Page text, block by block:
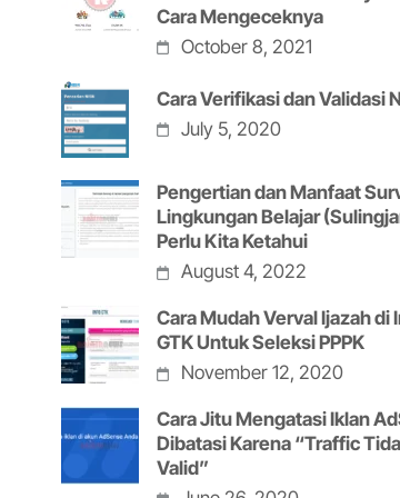
Cara Mengeceknya
October 8, 2021
Cara Verifikasi dan Validasi
July 5, 2020
Pengertian dan Manfaat
Lingkungan Belajar
Perlu Kita Ketahui
August 4, 2022
Cara Mudah Verval Ijazah di
GTK Untuk Seleksi PPPK
November 12, 2020
Cara Jitu Mengatasi Iklan
Dibatasi Karena “Traffic
Valid”